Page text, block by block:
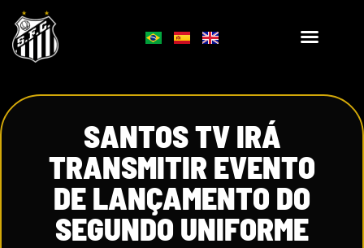
SANTOS TV IRÁ
TRANSMITIR EVENTO
DE LANÇAMENTO DO
SEGUNDO UNIFORME